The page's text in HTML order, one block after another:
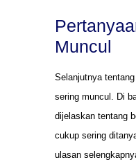
Muncul
Selanjutnya
sering muncul. Di
dijelaskan tentang
cukup sering
ulasan